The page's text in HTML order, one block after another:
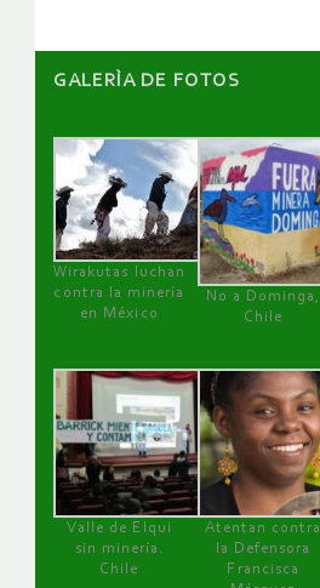
GALERÌA DE FOTOS
Wirakutas luchan
contra la minería
en México
No a Dominga,
Chile
Valle de Elqui
sin minería.
Chile
Atentan contra
la Defensora
Francisca